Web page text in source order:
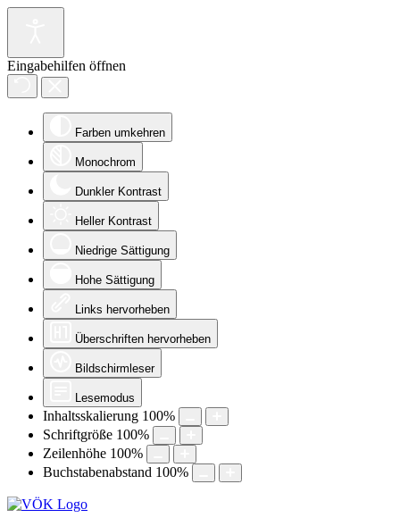
Eingabehilfen öffnen
Farben umkehren
Monochrom
Dunkler Kontrast
Heller Kontrast
Niedrige Sättigung
Hohe Sättigung
Links hervorheben
Überschriften hervorheben
Bildschirmleser
Lesemodus
Inhaltsskalierung 100%
Schriftgröße 100%
Zeilenhöhe 100%
Buchstabenabstand 100%